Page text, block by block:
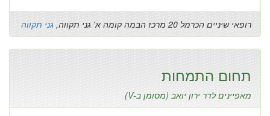
רופאי שיניים הכרמל 20 מרכז הבמה קומה א' גני תקווה, גני תקווה
תחום התמחות
מאפיינים לדר ירון יואב (מסומן ב-V)